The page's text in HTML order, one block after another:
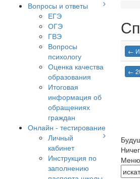
Вопросы и ответы
ЕГЭ
ОГЭ
ГВЭ
Вопросы
психологу
Оценка качества
образования
Итоговая
информация об
обращениях
граждан
Онлайн - тестирование
Личный
кабинет
Инструкция по
заполнению
←
←
Меню